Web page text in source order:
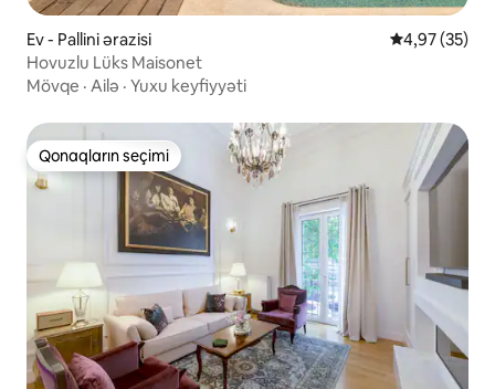
Ev - Pallini ərazisi Ortalama
4,97 (35)
Hovuzlu Lüks Maisonet
Mövqe · Ailə · Yuxu keyfiyyəti
Qonaqların seçimi
Qonaqların seçimi